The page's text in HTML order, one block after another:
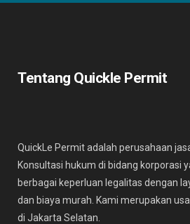
Tentang Quickle Permit
QuickLe Permit adalah perusahaan
Konsultasi hukum di bidang korporasi
berbagai keperluan legalitas dengan
dan biaya murah. Kami merupakan
di Jakarta Selatan.